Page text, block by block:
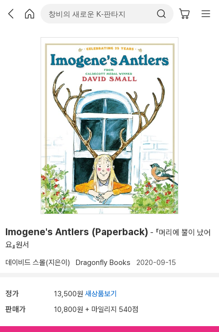
Imogene's Antlers (Paperback) - 『머리에 뿔이 났어
요』원서
데이비드 스몰(지은이) Dragonfly Books 2020-09-15
정가 13,500원 새상품보기
판매가 10,800원 + 마일리지 540점